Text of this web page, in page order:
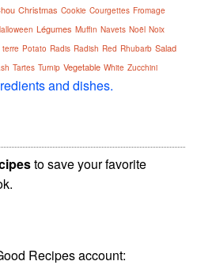
Christmas Cookie Courgettes Fromage
Légumes Muffin Navets Noël Noix
terre Potato Radis Radish Red Rhubarb Salad
Tartes Turnip Vegetable White Zucchini
and dishes.
to save your favorite
Recipes account: